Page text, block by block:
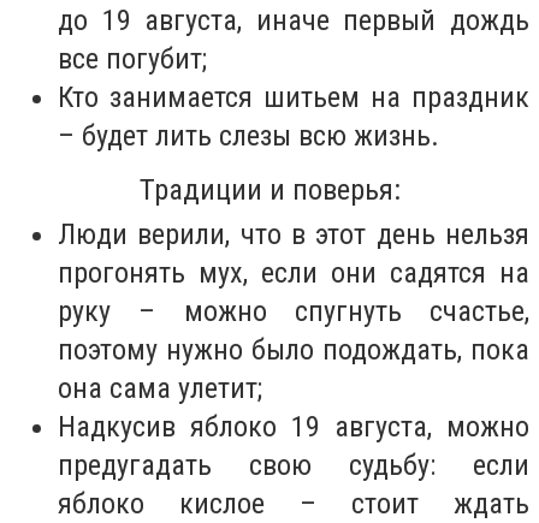
до 19 августа, иначе первый дождь
все погубит;
Кто занимается шитьем на праздник
– будет лить слезы всю жизнь.
Традиции и поверья:
Люди верили, что в этот день нельзя
прогонять мух, если они садятся на
руку – можно спугнуть счастье,
поэтому нужно было подождать, пока
она сама улетит;
Надкусив яблоко 19 августа, можно
предугадать свою судьбу: если
яблоко кислое – стоит ждать